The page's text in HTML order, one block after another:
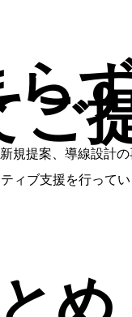
ら
ご
提案、導線設計
ィブ支援を行ってい